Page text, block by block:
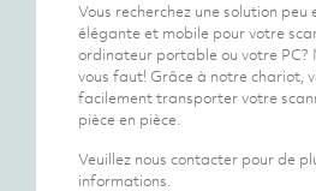
Vous recherchez une solution peu
élégante et mobile pour votre
ordinateur portable ou votre PC?
vous faut! Grâce à notre chariot,
facilement transporter votre
pièce en pièce.
Veuillez nous contacter pour de
informations.